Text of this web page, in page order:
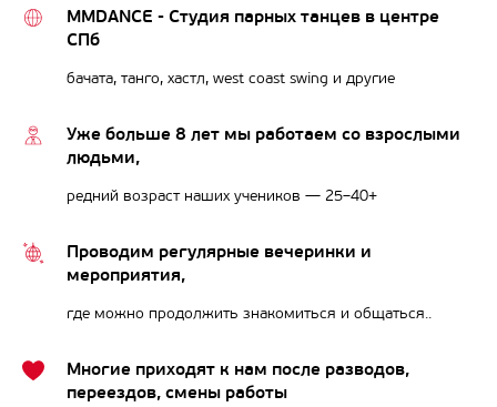
MMDANCE - Студия парных танцев в центре
СПб
бачата, танго, хастл, west coast swing и другие
Уже больше 8 лет мы работаем со взрослыми
людьми,
редний возраст наших учеников — 25–40+
Проводим регулярные вечеринки и
мероприятия,
где можно продолжить знакомиться и общаться..
Многие приходят к нам после разводов,
переездов, смены работы